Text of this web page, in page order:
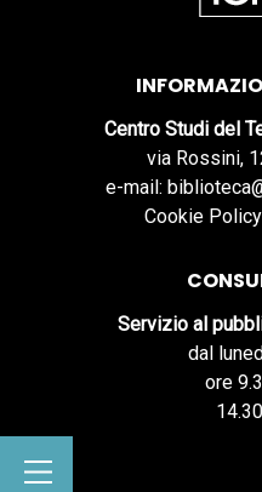
Centro Studi del
via Rossini,
e-mail:
Cookie Policy
Servizio al
dal
ore